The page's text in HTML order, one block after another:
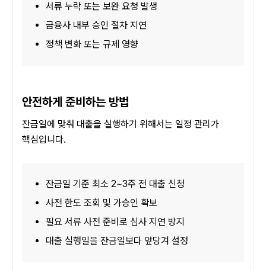
서류 누락 또는 보완 요청 발생
금융사 내부 승인 절차 지연
정책 변화 또는 규제 영향
안전하게 준비하는 방법
잔금일에 맞춰 대출을 실행하기 위해서는 일정 관리가
핵심입니다.
잔금일 기준 최소 2~3주 전 대출 신청
사전 한도 조회 및 가승인 확보
필요 서류 사전 준비로 심사 지연 방지
대출 실행일을 잔금일보다 앞당겨 설정